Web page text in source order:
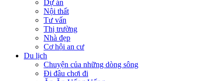
Dự án
Nội thất
Tư vấn
Thị trường
Nhà đẹp
Cơ hội an cư
Du lịch
Chuyện của những dòng sông
Đi đâu chơi đi